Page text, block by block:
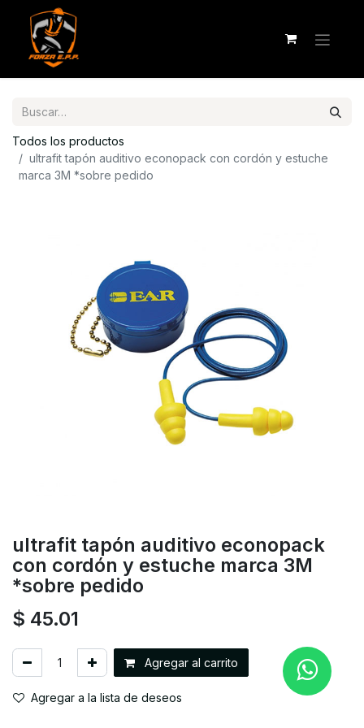
Todos los productos
ultrafit tapón auditivo econopack con cordón y estuche
marca 3M *sobre pedido
ultrafit tapón auditivo econopack
con cordón y estuche marca 3M
*sobre pedido
$ 45.01
Agregar al carrito
Agregar a la lista de deseos